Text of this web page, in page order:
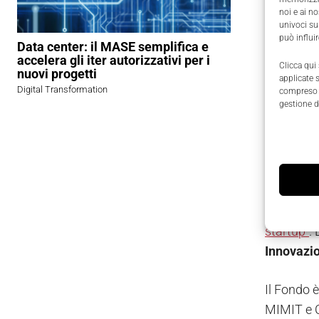
noi e ai
univoci
può
Clicca qui
applicate
gestione
Data center: il MASE semplifica e
accelera gli iter autorizzativi per i
nuovi progetti
Digital Transformation
M2C2-43
Il Piano
ricevere
Il
startup”.
Il Fondo
MIMIT e